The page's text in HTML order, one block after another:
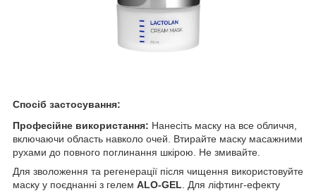
Спосіб застосування:
Професійне використання: Нанесіть маску на все обличчя,
включаючи область навколо очей. Втирайте маску масажними
рухами до повного поглинання шкірою. Не змивайте.
Для зволоження та регенерації після чищення використовуйте
маску у поєднанні з гелем ALO-GEL . Для ліфтинг-ефекту